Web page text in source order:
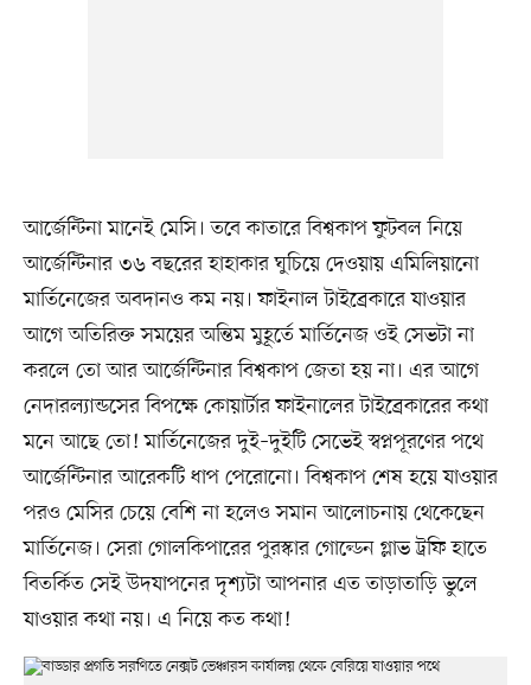
আর্জেন্টিনা মানেই মেসি। তবে কাতারে বিশ্বকাপ ফুটবল নিয়ে
আর্জেন্টিনার ৩৬ বছরের হাহাকার ঘুচিয়ে দেওয়ায় এমিলিয়ানো
মার্তিনেজের অবদানও কম নয়। ফাইনাল টাইব্রেকারে যাওয়ার
আগে অতিরিক্ত সময়ের অন্তিম মুহূর্তে মার্তিনেজ ওই সেভটা না
করলে তো আর আর্জেন্টিনার বিশ্বকাপ জেতা হয় না। এর আগে
নেদারল্যান্ডসের বিপক্ষে কোয়ার্টার ফাইনালের টাইব্রেকারের কথা
মনে আছে তো! মার্তিনেজের দুই–দুইটি সেভেই স্বপ্নপূরণের পথে
আর্জেন্টিনার আরেকটি ধাপ পেরোনো। বিশ্বকাপ শেষ হয়ে যাওয়ার
পরও মেসির চেয়ে বেশি না হলেও সমান আলোচনায় থেকেছেন
মার্তিনেজ। সেরা গোলকিপারের পুরস্কার গোল্ডেন গ্লাভ ট্রফি হাতে
বিতর্কিত সেই উদযাপনের দৃশ্যটা আপনার এত তাড়াতাড়ি ভুলে
যাওয়ার কথা নয়। এ নিয়ে কত কথা!